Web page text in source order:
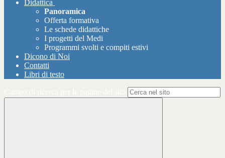
Didattica
Panoramica
Offerta formativa
Le schede didattiche
I progetti del Medi
Programmi svolti e compiti estivi
Dicono di Noi
Contatti
Libri di testo